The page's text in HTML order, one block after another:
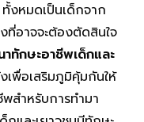
ทั้งหมดเป็นเด็กจาก
ที่อาจจะต้องตัดสินใจ
ทักษะอาชีพเด็กและ
พื่อเสริมภูมิคุ้มกันให้
พสำหรับการทำมา